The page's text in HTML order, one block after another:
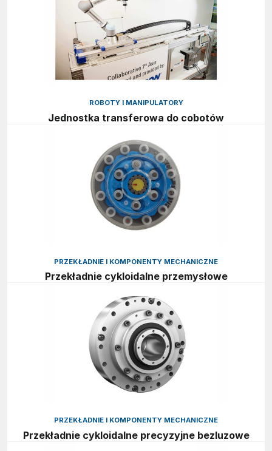
ROBOTY I MANIPULATORY
Jednostka transferowa do cobotów
PRZEKŁADNIE I KOMPONENTY MECHANICZNE
Przekładnie cykloidalne przemysłowe
PRZEKŁADNIE I KOMPONENTY MECHANICZNE
Przekładnie cykloidalne precyzyjne bezluzowe